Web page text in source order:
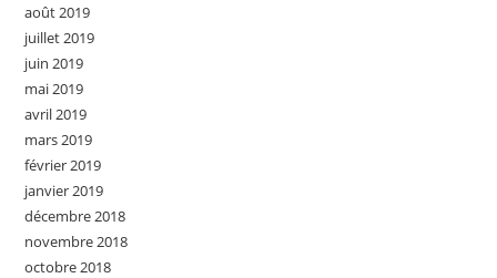
août 2019
juillet 2019
juin 2019
mai 2019
avril 2019
mars 2019
février 2019
janvier 2019
décembre 2018
novembre 2018
octobre 2018